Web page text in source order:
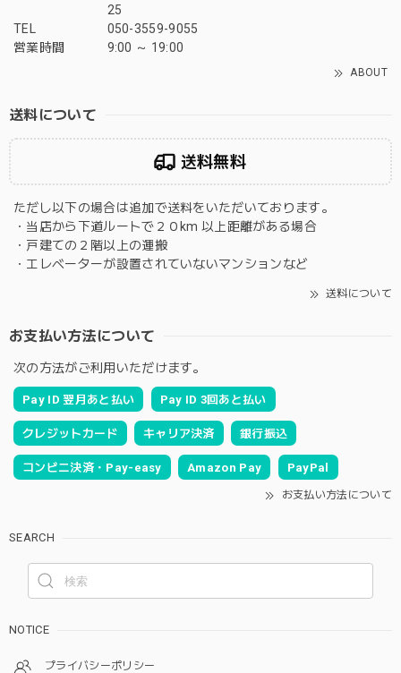
25
TEL
050-3559-9055
営業時間
9:00 ～ 19:00
ABOUT
送料について
送料無料
ただし以下の場合は追加で送料をいただいております。
・当店から下道ルートで２０km 以上距離がある場合
・戸建ての２階以上の運搬
・エレベーターが設置されていないマンションなど
送料について
お支払い方法について
次の方法がご利用いただけます。
Pay ID 翌月あと払い Pay ID 3回あと払い
クレジットカード キャリア決済 銀行振込
コンビニ決済・Pay-easy Amazon Pay PayPal
お支払い方法について
SEARCH
NOTICE
プライバシーポリシー